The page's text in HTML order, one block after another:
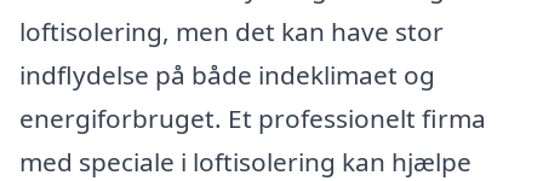
loftisolering, men det kan have stor
indflydelse på både indeklimaet og
energiforbruget. Et professionelt firma
med speciale i loftisolering kan hjælpe